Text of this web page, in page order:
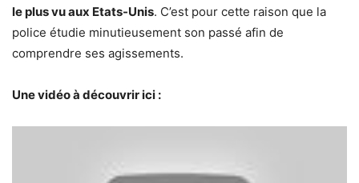
le plus vu aux Etats-Unis. C’est pour cette raison que la
police étudie minutieusement son passé afin de
comprendre ses agissements.
Une vidéo à découvrir ici :